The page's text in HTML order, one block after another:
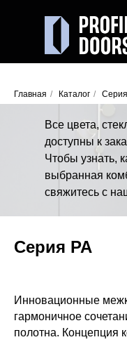
Главная / Каталог /
Все цвета,
доступны к
Чтобы узнать,
выбранная
свяжитесь с
Серия PA
Инновационные
гармоничное
полотна. Концепция